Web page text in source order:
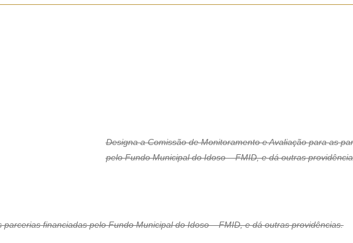
Designa a Comissão de Monitoramento e Avaliação para as
pelo Fundo Municipal do Idoso – FMID, e dá outras
financiadas pelo Fundo Municipal do Idoso – FMID, e dá outras providências.